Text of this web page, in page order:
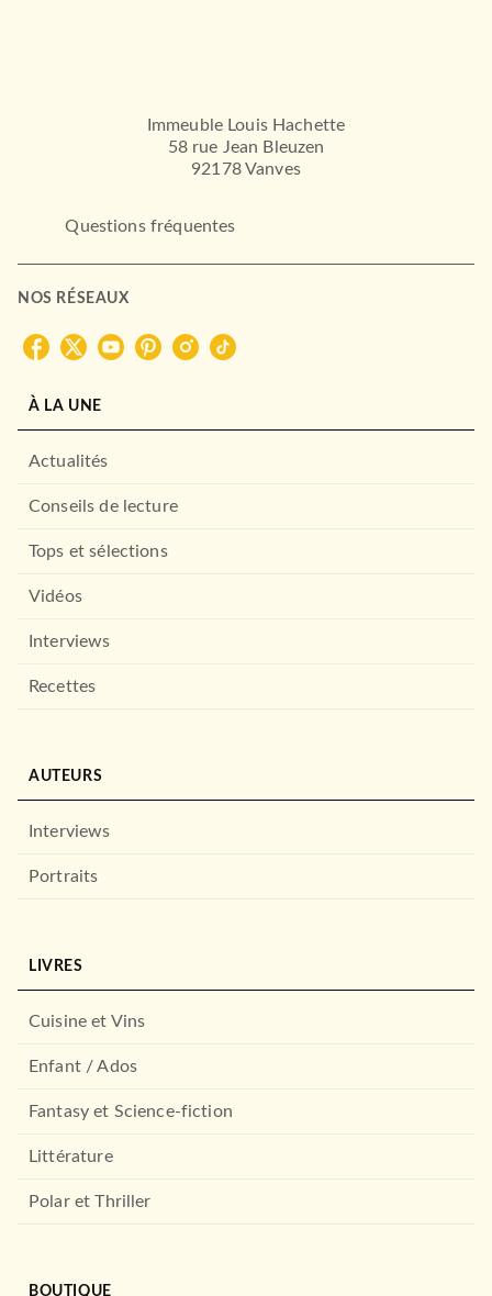
Sous la pluie avec toi T01
NOBI NOBI
minuscules T01
Immeuble Louis Hachette
58 rue Jean Bleuzen
92178 Vanves
Questions fréquentes
NOS RÉSEAUX
À LA UNE
Actualités
Conseils de lecture
Tops et sélections
Vidéos
Interviews
Recettes
AUTEURS
Interviews
Portraits
LIVRES
Cuisine et Vins
Enfant / Ados
Fantasy et Science-fiction
Littérature
Polar et Thriller
BOUTIQUE